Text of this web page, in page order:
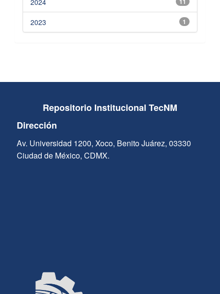
1
2023
Repositorio Institucional TecNM
Dirección
Av. Universidad 1200, Xoco, Benito Juárez, 03330
Ciudad de México, CDMX.